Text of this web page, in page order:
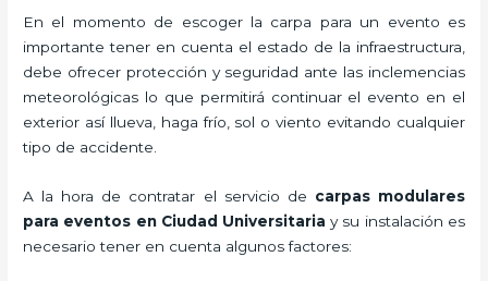
En el momento de escoger la carpa para un evento es
importante tener en cuenta el estado de la infraestructura,
debe ofrecer protección y seguridad ante las inclemencias
meteorológicas lo que permitirá continuar el evento en el
exterior así llueva, haga frío, sol o viento evitando cualquier
tipo de accidente.
A la hora de contratar el servicio de carpas modulares
para eventos en Ciudad Universitaria y su instalación es
necesario tener en cuenta algunos factores: